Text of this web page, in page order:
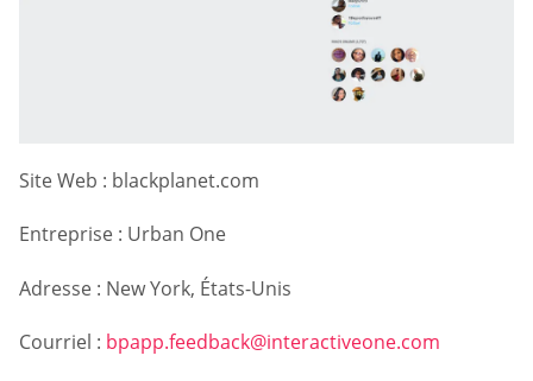
Site Web : blackplanet.com
Entreprise : Urban One
Adresse : New York, États-Unis
Courriel : bpapp.feedback@interactiveone.com